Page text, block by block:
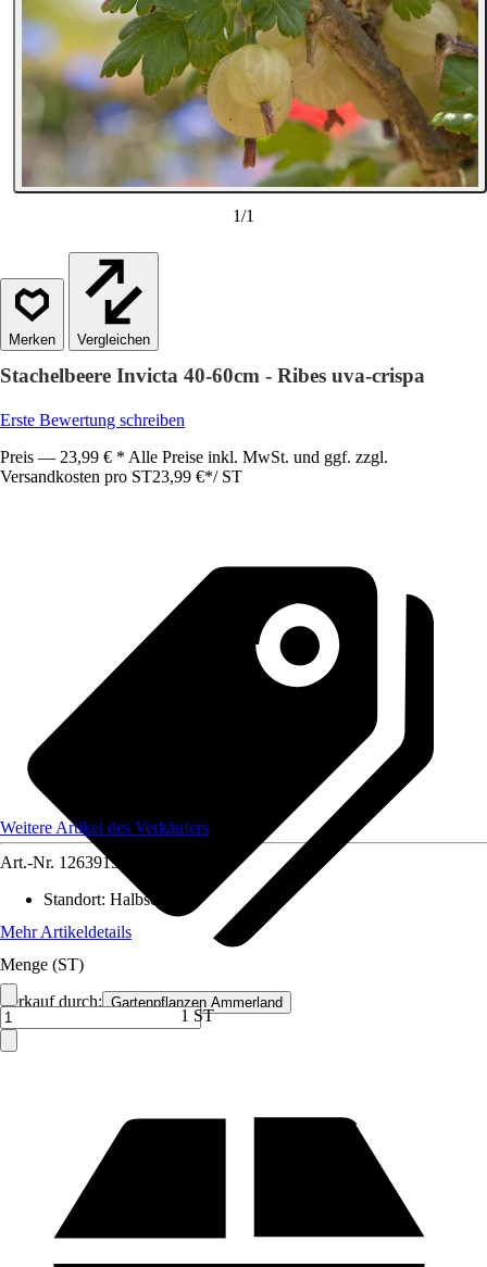
1/1
Vergleichen
Stachelbeere Invicta 40-60cm - Ribes uva-crispa
Erste Bewertung schreiben
Preis — 23,99 € * Alle Preise inkl. MwSt. und ggf. zzgl.
Versandkosten pro ST23,99 €*/ ST
Verkauf durch: Gartenpflanzen Ammerland
Weitere Artikel des Verkäufers
Art.-Nr. 12639153
Standort: Halbschatten
Mehr Artikeldetails
Menge (ST)
1 ST